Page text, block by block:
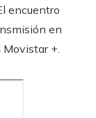
encuentro
en
+.